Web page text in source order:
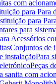
com
para Para
para
para
Acessórios
Conjuntos de
instalaçãoPara
Peças
sanita com